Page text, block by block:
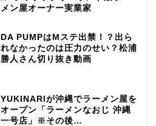
メン屋オーナー実業家
DA PUMPはMステ出禁！？出ら
れなかったのは圧力のせい？松浦
勝人さん切り抜き動画
YUKINARIが沖縄でラーメン屋を
オープン「ラーメンなおじ 沖縄
一号店」※その後…